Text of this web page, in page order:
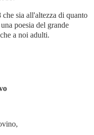
sia all'altezza di quanto
poesia del grande
a noi adulti.